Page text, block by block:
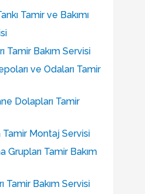
Tamir ve Bakımı
Tamir Bakım Servisi
ve Odaları Tamir
Dolapları Tamir
Tamir Montaj Servisi
Grupları Tamir Bakım
Tamir Bakım Servisi